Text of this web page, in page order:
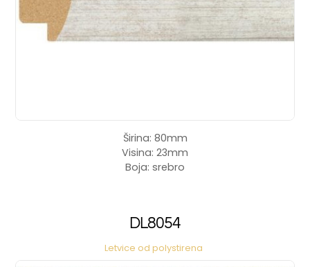
Širina: 80mm
Visina: 23mm
Boja: srebro
DL8054
Letvice od polystirena